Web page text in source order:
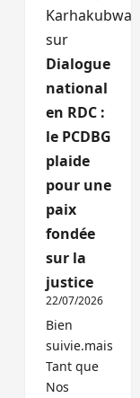
Karhakubwa
sur
Dialogue
national
en RDC :
le PCDBG
plaide
pour une
paix
fondée
sur la
justice
22/07/2026
Bien
suivie.mais
Tant que
Nos